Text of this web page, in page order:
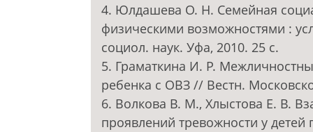
4. Юлдашева О. Н. Семейная
физическими возможностями :
социол. наук. Уфа, 2010. 25 с.
5. Граматкина И. Р.
ребенка с ОВЗ // Вестн.
6. Волкова В. М., Хлыстова Е. В.
проявлений тревожности у